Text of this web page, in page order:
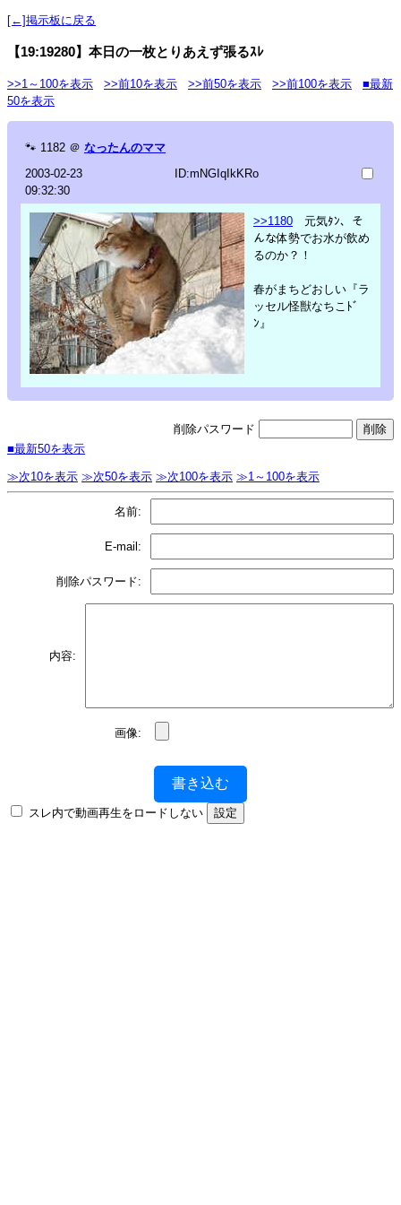
[←]掲示板に戻る
【19:19280】本日の一枚とりあえず張るｽﾚ
>>1～100を表示 >>前10を表示 >>前50を表示 >>前100を表示
■最新
50を表示
🐾 1182 ＠ なったんのママ
2003-02-23
09:32:30
ID:mNGIqIkKRo
>>1180 元気ﾀﾝ、そ
んな体勢でお水が飲め
るのか？！
春がまちどおしい『ラ
ッセル怪獣なちこﾄﾞ
ﾝ』
削除パスワード
■最新50を表示
≫次10を表示 ≫次50を表示 ≫次100を表示 ≫1～100を表示
名前:
E-mail:
削除パスワード:
内容:
画像:
書き込む
スレ内で動画再生をロードしない